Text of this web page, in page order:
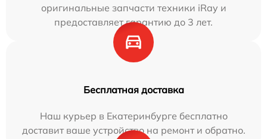
оригинальные запчасти техники iRay и
предоставляет гарантию до 3 лет.
Бесплатная доставка
Наш курьер в Екатеринбурге бесплатно
доставит ваше устройство на ремонт и обратно.